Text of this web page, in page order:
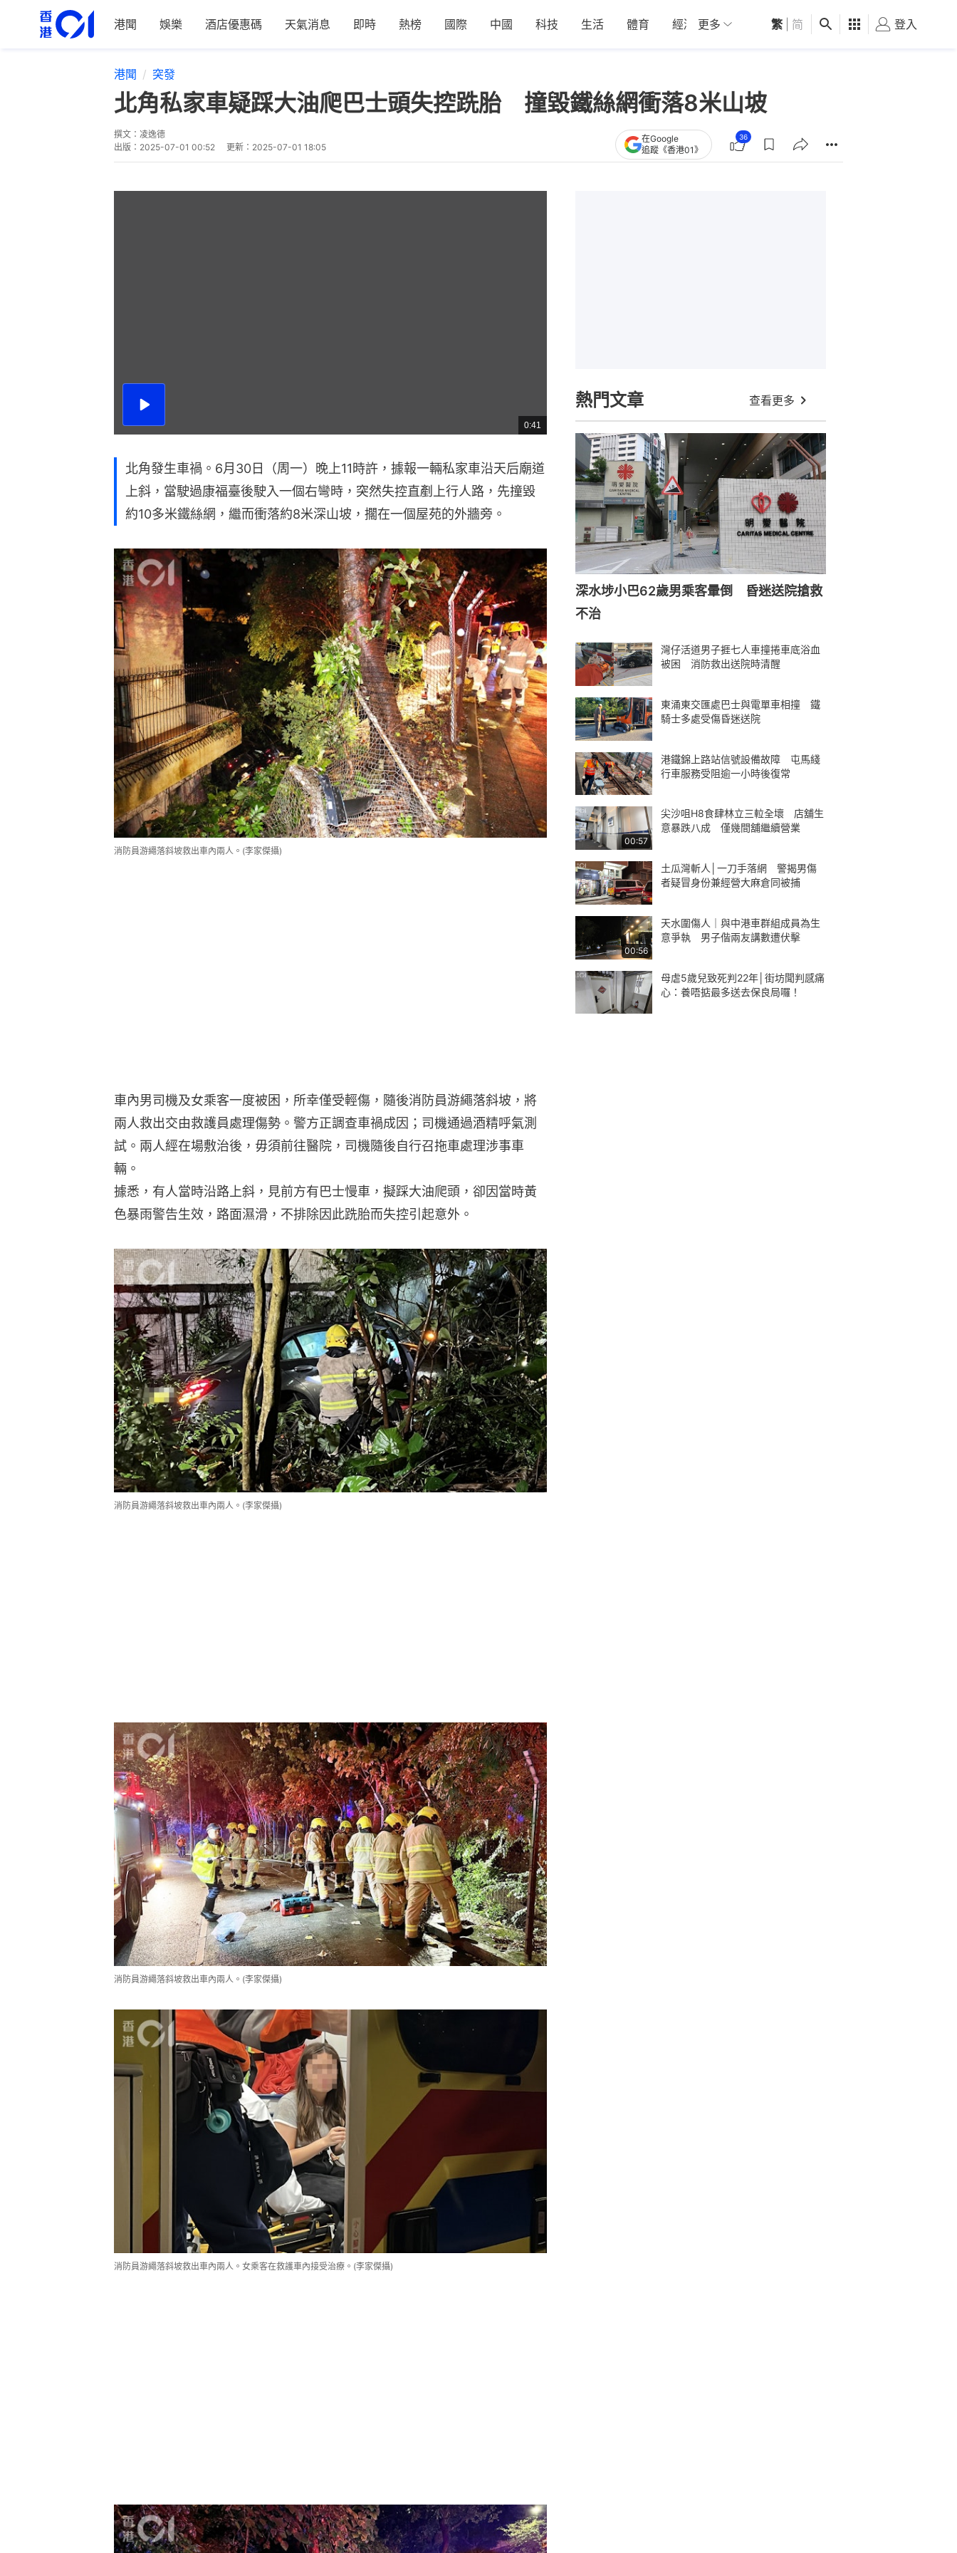
港聞 娛樂 酒店優惠碼 天氣消息 即時 熱榜 國際 中國 科技 生活 體育 經濟 01深圳 觀點 健康 好食玩飛
更多 繁 简 登入
港聞 突發
北角私家車疑踩大油爬巴士頭失控跣胎 撞毀鐵絲網衝落8米山坡
撰文： 凌逸德
出版： 2025-07-01 00:52 更新： 2025-07-01 18:05
在Google
追蹤《香港01》
36
播
總
共
0:41
北角發生車禍。6月30日（周一）晚上11時許，據報一輛私家車沿天后廟道
上斜，當駛過康福臺後駛入一個右彎時，突然失控直剷上行人路，先撞毀
約10多米鐵絲網，繼而衝落約8米深山坡，擱在一個屋苑的外牆旁。
消防員游繩落斜坡救出車內兩人。(李家傑攝)
車內男司機及女乘客一度被困，所幸僅受輕傷，隨後消防員游繩落斜坡，將
兩人救出交由救護員處理傷勢。警方正調查車禍成因；司機通過酒精呼氣測
試。兩人經在場敷治後，毋須前往醫院，司機隨後自行召拖車處理涉事車
輛。
據悉，有人當時沿路上斜，見前方有巴士慢車，擬踩大油爬頭，卻因當時黃
色暴雨警告生效，路面濕滑，不排除因此跣胎而失控引起意外。
消防員游繩落斜坡救出車內兩人。(李家傑攝)
消防員游繩落斜坡救出車內兩人。(李家傑攝)
消防員游繩落斜坡救出車內兩人。女乘客在救護車內接受治療。(李家傑攝)
熱門文章 查看更多
深水埗小巴62歲男乘客暈倒 昏迷送院搶救
不治
灣仔活道男子捱七人車撞捲車底浴血
被困 消防救出送院時清醒
東涌東交匯處巴士與電單車相撞 鐵
騎士多處受傷昏迷送院
港鐵錦上路站信號設備故障 屯馬綫
行車服務受阻逾一小時後復常
00:57
尖沙咀H8食肆林立三𨋢全壞 店舖生
意暴跌八成 僅幾間舖繼續營業
土瓜灣斬人│一刀手落網 警揭男傷
者疑冒身份兼經營大麻倉同被捕
00:56
天水圍傷人｜與中港車群組成員為生
意爭執 男子偕兩友講數遭伏擊
母虐5歲兒致死判22年│街坊聞判感痛
心：養唔掂最多送去保良局囉！